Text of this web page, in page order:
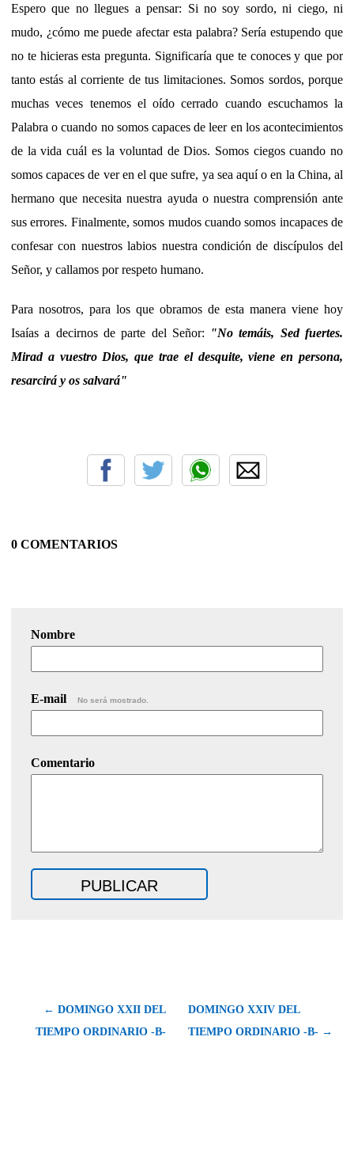
Espero que no llegues a pensar: Si no soy sordo, ni ciego, ni
mudo, ¿cómo me puede afectar esta palabra? Sería estupendo que
no te hicieras esta pregunta. Significaría que te conoces y que por
tanto estás al corriente de tus limitaciones. Somos sordos, porque
muchas veces tenemos el oído cerrado cuando escuchamos la
Palabra o cuando no somos capaces de leer en los acontecimientos
de la vida cuál es la voluntad de Dios. Somos ciegos cuando no
somos capaces de ver en el que sufre, ya sea aquí o en la China, al
hermano que necesita nuestra ayuda o nuestra comprensión ante
sus errores. Finalmente, somos mudos cuando somos incapaces de
confesar con nuestros labios nuestra condición de discípulos del
Señor, y callamos por respeto humano.
Para nosotros, para los que obramos de esta manera viene hoy
Isaías a decirnos de parte del Señor: "No temáis, Sed fuertes.
Mirad a vuestro Dios, que trae el desquite, viene en persona,
resarcirá y os salvará"
0 COMENTARIOS
Nombre
E-mail No será mostrado.
Comentario
← DOMINGO XXII DEL
TIEMPO ORDINARIO -B-
DOMINGO XXIV DEL
TIEMPO ORDINARIO -B- →